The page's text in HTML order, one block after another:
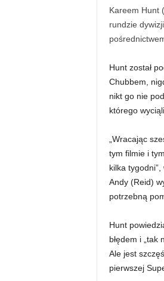
Kareem Hunt
rundzie
Hunt został
Chubbem,
nikt go nie
którego
„Wracając
tym filmie i
kilka
Andy (Reid)
potrzebną
Hunt
błędem i „tak
Ale jest
pierwszej